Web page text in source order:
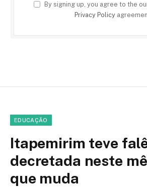
By signing up, you agree to the
Privacy Policy
EDUCAÇÃO
Itapemirim teve
decretada neste
que muda